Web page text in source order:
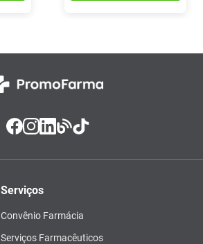
Serviços
Convênio Farmácia
Serviços Farmacêuticos